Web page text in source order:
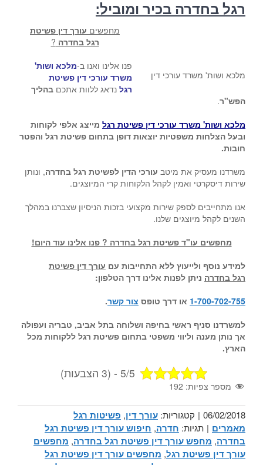
רגל בחדרה בכיר ומוביל:
מלכא ושות' משרד עורכי דין
מחפשים עורך דין פשיטת
רגל בחדרה ?
פנו אלינו ואנו ב-מלכא ושות'
משרד עורכי דין פשיטת
רגל נדאג ללוות אתכם בהליך
הפש"ר.
מלכא ושות' משרד עורכי דין פשיטת רגל מייצג אלפי לקוחות
ובעל הצלחות משפטיות יוצאות דופן בתחום פשיטת רגל והפטר
חובות.
משרדנו מעסיק את מיטב עורכי הדין לפשיטת רגל בחדרה, ונותן
שירות דיסקרטי ואמין לקהל הלקוחות קרי המיוצגים.
אנו מתחייבים לספק שירות מקצועי בזכות הניסיון שצברנו במהלך
השנים לקהל מיוצגים שלנו.
מחפשים עו"ד פשיטת רגל בחדרה ? פנו אלינו עוד היום!
למידע נוסף ולייעוץ ללא התחייבות עם עורך דין פשיטת
רגל בחדרה ניתן לפנות אלינו דרך הטלפון:
1-700-702-755 או דרך טופס צור קשר.
למשרדנו סניף ראשי בחיפה ושלוחה בתל אביב, טבריה ועפולה
אך נותן מענה וליווי משפטי בתחום פשיטת רגל ללקוחות מכל
הארץ.
5/5 - (3 הצבעות)
מספר צפיות: 192
06/02/2018
| קטגוריות: עורך דין, פשיטות רגל
מאמרים | תגיות: חדרה, חיפוש עורך דין פשיטת רגל
בחדרה, מחפש עורך דין פשיטת רגל בחדרה, מחפשים
עורך דין פשיטת רגל, מחפשים עורך דין פשיטת רגל